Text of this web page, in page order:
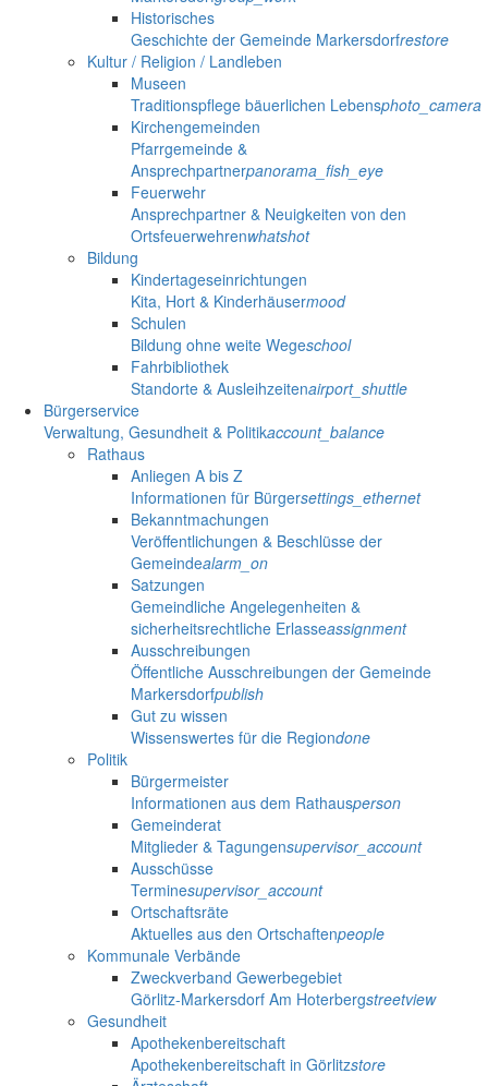
Historisches
Geschichte der Gemeinde Markersdorfrestore
Kultur / Religion / Landleben
Museen
Traditionspflege bäuerlichen Lebensphoto_camera
Kirchengemeinden
Pfarrgemeinde &
Ansprechpartnerpanorama_fish_eye
Feuerwehr
Ansprechpartner & Neuigkeiten von den
Ortsfeuerwehrenwhatshot
Bildung
Kindertageseinrichtungen
Kita, Hort & Kinderhäusermood
Schulen
Bildung ohne weite Wegeschool
Fahrbibliothek
Standorte & Ausleihzeitenairport_shuttle
Bürgerservice
Verwaltung, Gesundheit & Politikaccount_balance
Rathaus
Anliegen A bis Z
Informationen für Bürgersettings_ethernet
Bekanntmachungen
Veröffentlichungen & Beschlüsse der
Gemeindealarm_on
Satzungen
Gemeindliche Angelegenheiten &
sicherheitsrechtliche Erlasseassignment
Ausschreibungen
Öffentliche Ausschreibungen der Gemeinde
Markersdorfpublish
Gut zu wissen
Wissenswertes für die Regiondone
Politik
Bürgermeister
Informationen aus dem Rathausperson
Gemeinderat
Mitglieder & Tagungensupervisor_account
Ausschüsse
Terminesupervisor_account
Ortschaftsräte
Aktuelles aus den Ortschaftenpeople
Kommunale Verbände
Zweckverband Gewerbegebiet
Görlitz-Markersdorf Am Hoterbergstreetview
Gesundheit
Apothekenbereitschaft
Apothekenbereitschaft in Görlitzstore